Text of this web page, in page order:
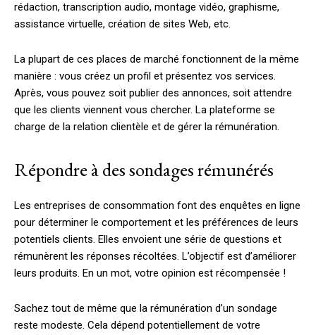
rédaction, transcription audio, montage vidéo, graphisme,
assistance virtuelle, création de sites Web, etc.
La plupart de ces places de marché fonctionnent de la même
manière : vous créez un profil et présentez vos services.
Après, vous pouvez soit publier des annonces, soit attendre
que les clients viennent vous chercher. La plateforme se
charge de la relation clientèle et de gérer la rémunération.
Répondre à des sondages rémunérés
Les entreprises de consommation font des enquêtes en ligne
pour déterminer le comportement et les préférences de leurs
potentiels clients. Elles envoient une série de questions et
rémunèrent les réponses récoltées. L’objectif est d’améliorer
leurs produits. En un mot, votre opinion est récompensée !
Sachez tout de même que la rémunération d’un sondage
reste modeste. Cela dépend potentiellement de votre